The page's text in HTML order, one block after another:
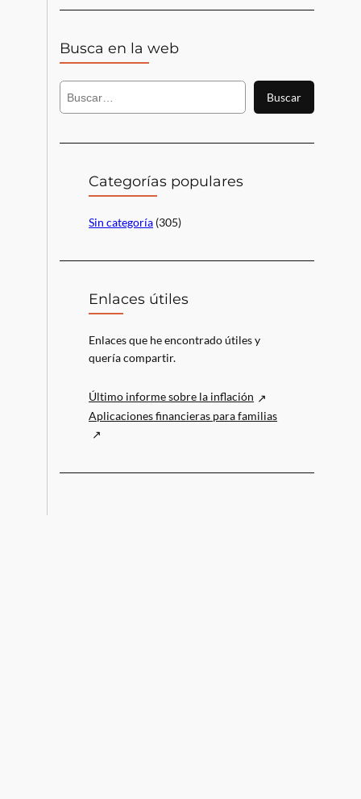
Busca en la web
B
c
Buscar
Categorías populares
Sin categoría (305)
Enlaces útiles
Enlaces que he encontrado útiles y
quería compartir.
Último informe sobre la inflación
Aplicaciones financieras para familias